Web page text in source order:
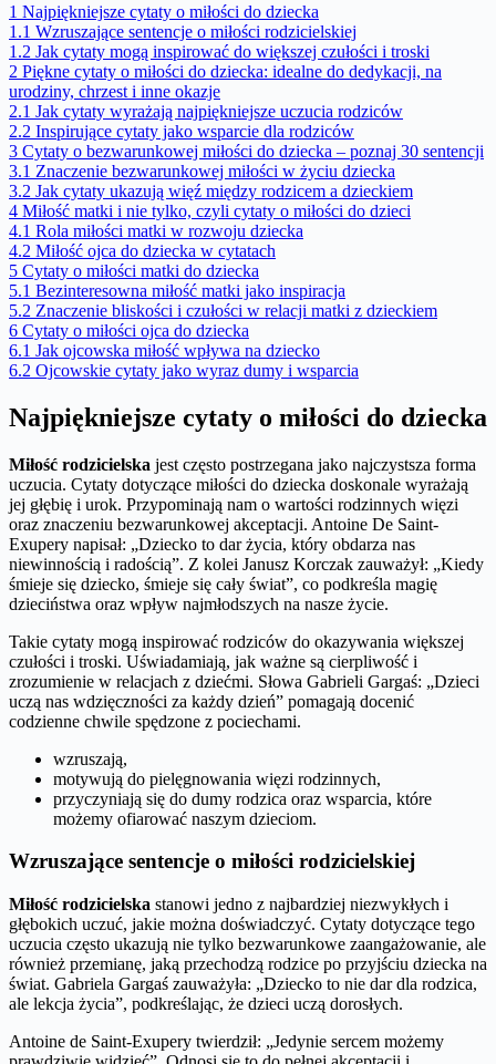
1 Najpiękniejsze cytaty o miłości do dziecka
1.1 Wzruszające sentencje o miłości rodzicielskiej
1.2 Jak cytaty mogą inspirować do większej czułości i troski
2 Piękne cytaty o miłości do dziecka: idealne do dedykacji, na
urodziny, chrzest i inne okazje
2.1 Jak cytaty wyrażają najpiękniejsze uczucia rodziców
2.2 Inspirujące cytaty jako wsparcie dla rodziców
3 Cytaty o bezwarunkowej miłości do dziecka – poznaj 30 sentencji
3.1 Znaczenie bezwarunkowej miłości w życiu dziecka
3.2 Jak cytaty ukazują więź między rodzicem a dzieckiem
4 Miłość matki i nie tylko, czyli cytaty o miłości do dzieci
4.1 Rola miłości matki w rozwoju dziecka
4.2 Miłość ojca do dziecka w cytatach
5 Cytaty o miłości matki do dziecka
5.1 Bezinteresowna miłość matki jako inspiracja
5.2 Znaczenie bliskości i czułości w relacji matki z dzieckiem
6 Cytaty o miłości ojca do dziecka
6.1 Jak ojcowska miłość wpływa na dziecko
6.2 Ojcowskie cytaty jako wyraz dumy i wsparcia
Najpiękniejsze cytaty o miłości do dziecka
Miłość rodzicielska jest często postrzegana jako najczystsza forma
uczucia. Cytaty dotyczące miłości do dziecka doskonale wyrażają
jej głębię i urok. Przypominają nam o wartości rodzinnych więzi
oraz znaczeniu bezwarunkowej akceptacji. Antoine De Saint-
Exupery napisał: „Dziecko to dar życia, który obdarza nas
niewinnością i radością”. Z kolei Janusz Korczak zauważył: „Kiedy
śmieje się dziecko, śmieje się cały świat”, co podkreśla magię
dzieciństwa oraz wpływ najmłodszych na nasze życie.
Takie cytaty mogą inspirować rodziców do okazywania większej
czułości i troski. Uświadamiają, jak ważne są cierpliwość i
zrozumienie w relacjach z dziećmi. Słowa Gabrieli Gargaś: „Dzieci
uczą nas wdzięczności za każdy dzień” pomagają docenić
codzienne chwile spędzone z pociechami.
wzruszają,
motywują do pielęgnowania więzi rodzinnych,
przyczyniają się do dumy rodzica oraz wsparcia, które
możemy ofiarować naszym dzieciom.
Wzruszające sentencje o miłości rodzicielskiej
Miłość rodzicielska stanowi jedno z najbardziej niezwykłych i
głębokich uczuć, jakie można doświadczyć. Cytaty dotyczące tego
uczucia często ukazują nie tylko bezwarunkowe zaangażowanie, ale
również przemianę, jaką przechodzą rodzice po przyjściu dziecka na
świat. Gabriela Gargaś zauważyła: „Dziecko to nie dar dla rodzica,
ale lekcja życia”, podkreślając, że dzieci uczą dorosłych.
Antoine de Saint-Exupery twierdził: „Jedynie sercem możemy